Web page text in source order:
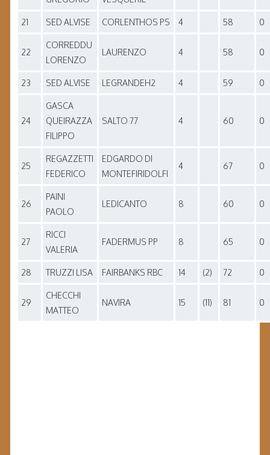
21 SED ALVISE CORLENTHOS PS 4 58 0
22
CORREDDU
LORENZO
LAURENZO 4 58 0
23 SED ALVISE LEGRANDEH2 4 59 0
24
GASCA
QUEIRAZZA
FILIPPO
SALTO 77 4 60 0
25
REGAZZETTI
FEDERICO
EDGARDO DI
MONTEFIRIDOLFI
4 67 0
26
PAINI
PAOLO
LEDICANTO 8 60 0
27
RICCI
VALERIA
FADERMUS PP 8 65 0
28 TRUZZI LISA FAIRBANKS RBC 14 (2) 72 0
29
CHECCHI
MATTEO
NAVIRA 15 (11) 81 0